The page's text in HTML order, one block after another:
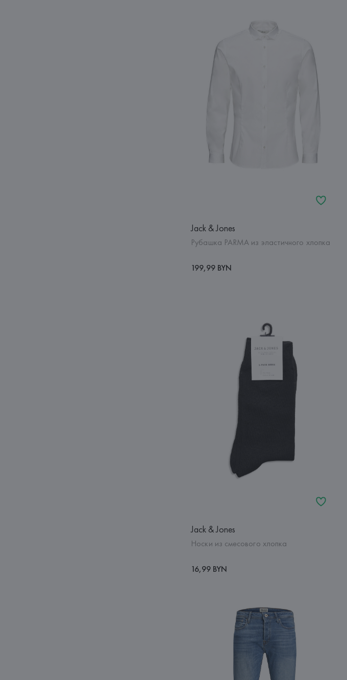
Jack & Jones
Рубашка PARMA из эластичного хлопка
199,99 BYN
Jack & Jones
Носки из смесового хлопка
16,99 BYN